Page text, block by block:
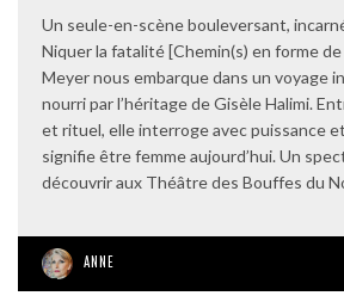
Un seule-en-scène bouleversant,
Niquer la fatalité [Chemin(s) en forme
Meyer nous embarque dans un voyage
nourri par l’héritage de Gisèle Halimi.
et rituel, elle interroge avec puissance
signifie être femme aujourd’hui. Un
découvrir aux Théâtre des Bouffes du
ANNE